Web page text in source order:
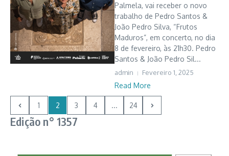
Palmela, vai receber o novo
trabalho de Pedro Santos &
João Pedro Silva, “Frutos
Maduros”, em concerto, no dia
8 de fevereiro, às 21h30. Pedro
Santos & João Pedro Sil...
admin Fevereiro 1, 2025
Read More
1 2 3 4 ... 24
Edição n° 1357